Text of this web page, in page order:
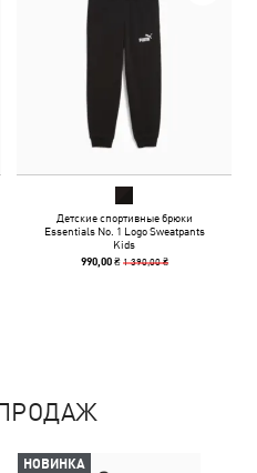
Детские спортивные брюки
Essentials No. 1 Logo Sweatpants
Kids
990,00 ₴ 1 390,00 ₴
НОВИНКА